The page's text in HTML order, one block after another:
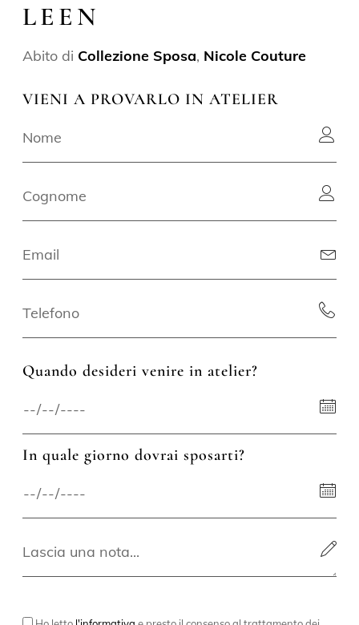
LEEN
Abito di Collezione Sposa, Nicole Couture
VIENI A PROVARLO IN ATELIER
Quando desideri venire in atelier?
In quale giorno dovrai sposarti?